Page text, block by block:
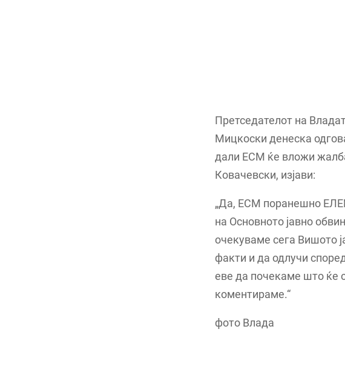
Претседателот на
Мицкоски денеска
дали ЕСМ ќе вложи
Ковачевски, изјави:
„Да, ЕСМ поранешно
на Основното јавно
очекуваме сега Вишото
факти и да одлучи
еве да почекаме што ќе
коментираме.“
фото Влада